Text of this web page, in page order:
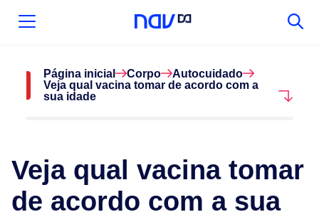
Página inicial Corpo
Autocuidado
Veja qual vacina tomar de acordo com a
sua idade
Veja qual vacina tomar
de acordo com a sua